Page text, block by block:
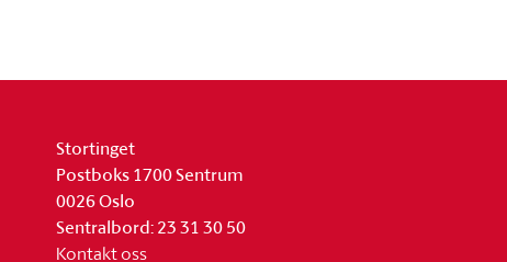
Stortinget
Postboks 1700 Sentrum
0026 Oslo
Sentralbord: 23 31 30 50
Kontakt oss